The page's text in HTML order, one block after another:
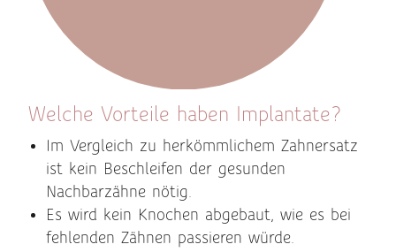
Welche Vorteile haben Implantate?
Im Vergleich zu herkömmlichem Zahnersatz
ist kein Beschleifen der gesunden
Nachbarzähne nötig.
Es wird kein Knochen abgebaut, wie es bei
fehlenden Zähnen passieren würde.